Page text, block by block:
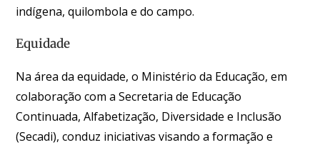
indígena, quilombola e do campo.
Equidade
Na área da equidade, o Ministério da Educação, em
colaboração com a Secretaria de Educação
Continuada, Alfabetização, Diversidade e Inclusão
(Secadi), conduz iniciativas visando a formação e